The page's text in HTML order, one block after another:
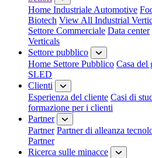
Home Industriale Automotive
Biotech View All Industrial
Settore Commerciale Data center
Verticals
Settore pubblico
Home Settore Pubblico Casa del
SLED
Clienti
Esperienza del cliente Casi di
formazione per i clienti
Partner
Partner Partner di alleanza
Partner
Ricerca sulle minacce